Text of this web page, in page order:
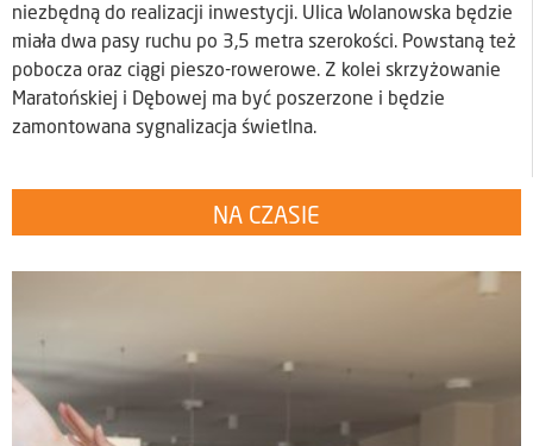
niezbędną do realizacji inwestycji. Ulica Wolanowska będzie
miała dwa pasy ruchu po 3,5 metra szerokości. Powstaną też
pobocza oraz ciągi pieszo-rowerowe. Z kolei skrzyżowanie
Maratońskiej i Dębowej ma być poszerzone i będzie
zamontowana sygnalizacja świetlna.
NA CZASIE